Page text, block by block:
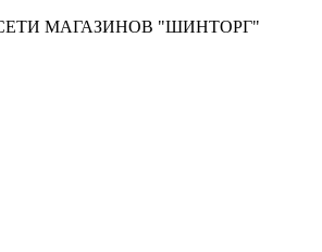
МАГАЗИНОВ "ШИНТОРГ"